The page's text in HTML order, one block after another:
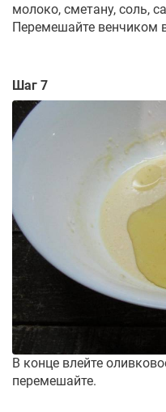
молоко, сметану, соль,
Перемешайте венчиком
Шаг 7
В конце влейте
перемешайте.